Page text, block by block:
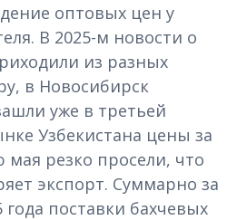
оптовых цен у
В 2025-м новости о
из разных
в Новосибирск
уже в третьей
Узбекистана цены за
резко просели, что
экспорт. Суммарно за
поставки бахчевых